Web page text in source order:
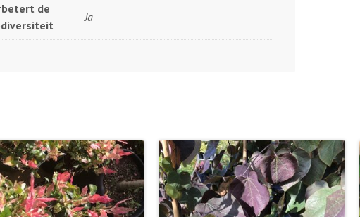
de
Ja